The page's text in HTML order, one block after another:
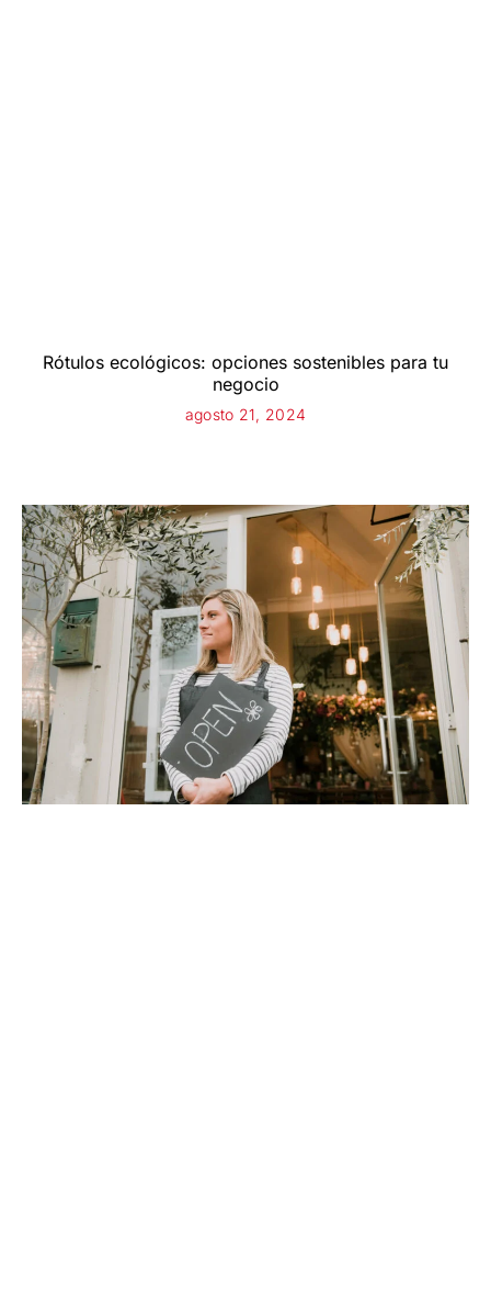
Rótulos ecológicos: opciones sostenibles para tu
negocio
agosto 21, 2024